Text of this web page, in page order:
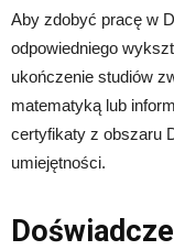
Aby zdobyć pracę w
odpowiedniego
ukończenie studiów
matematyką lub
certyfikaty z obszaru
umiejętności.